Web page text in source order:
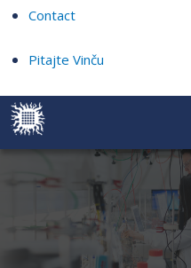
Contact
Pitajte Vinču